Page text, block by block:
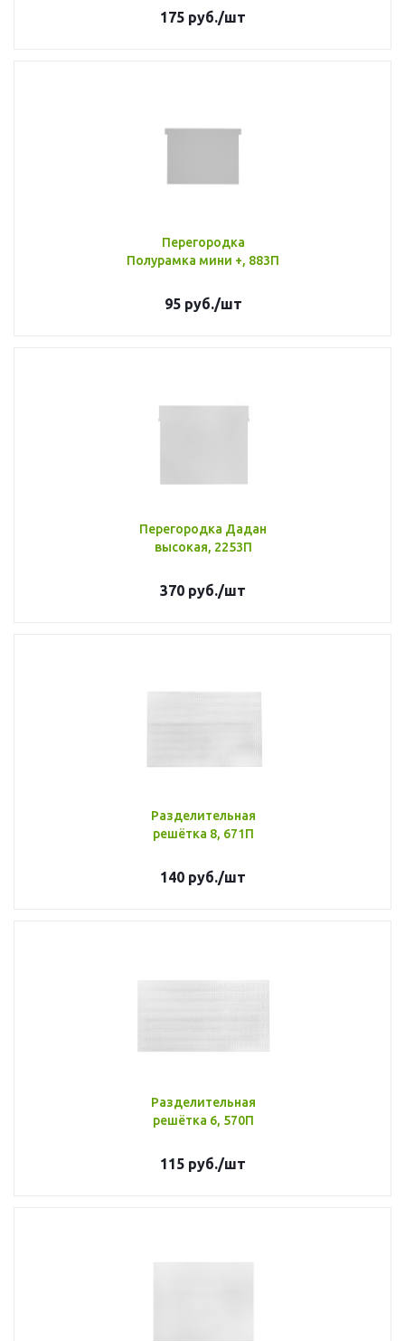
175 руб./шт
Перегородка
Полурамка мини +, 883П
95руб./шт
Перегородка Дадан
высокая, 2253П
370 руб./шт
Разделительная
решётка 8, 671П
140 руб./шт
Разделительная
решётка 6, 570П
115 руб./шт